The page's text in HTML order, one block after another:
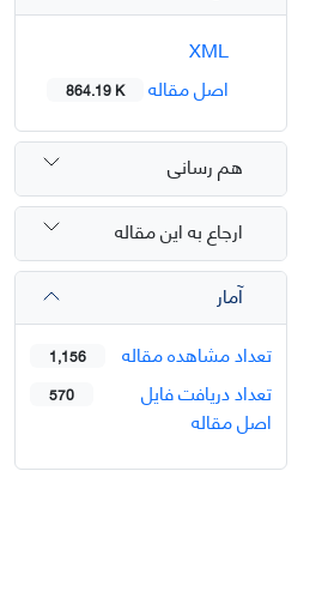
اصل مقاله
864.19 K
هم رسانی
ارجاع به این مقاله
آمار
تعداد مشاهده مقاله
1,156
تعداد دریافت فایل
اصل مقاله
570